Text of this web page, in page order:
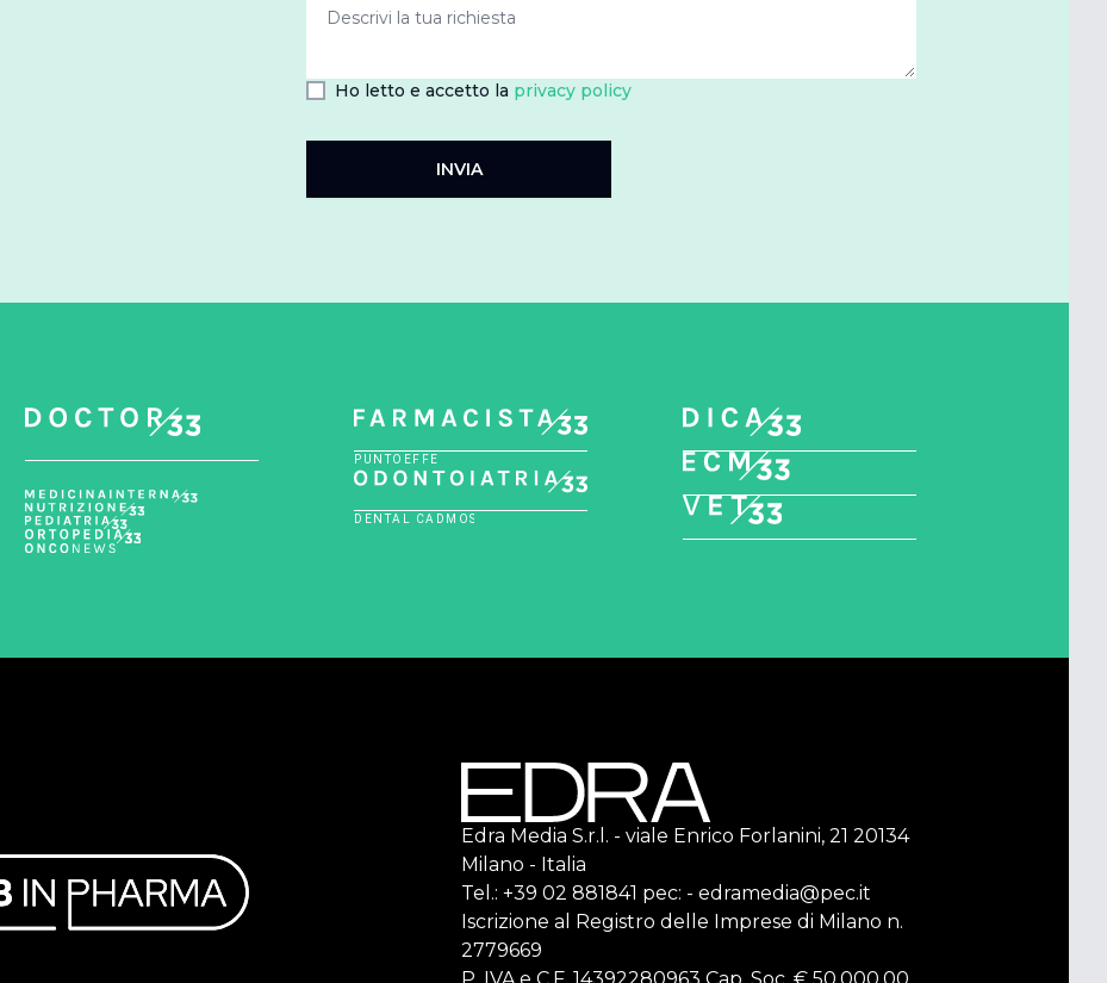
Ho letto e accetto la privacy policy
INVIA
Edra Media S.r.l. - viale Enrico Forlanini, 21 20134
Milano - Italia
Tel.: +39 02 881841 pec: - edramedia@pec.it
Iscrizione al Registro delle Imprese di Milano n.
2779669